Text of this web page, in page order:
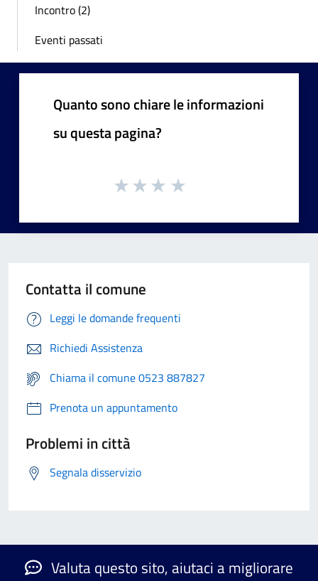
Incontro (2)
Eventi passati
Quanto sono chiare le informazioni
su questa pagina?
Contatta il comune
Leggi le domande frequenti
Richiedi Assistenza
Chiama il comune 0523 887827
Prenota un appuntamento
Problemi in città
Segnala disservizio
Valuta questo sito, aiutaci a migliorare